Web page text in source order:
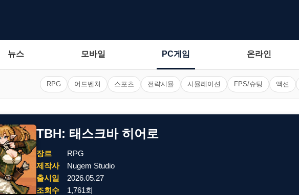
뉴스 모바일 PC게임 온라인
RPG 어드벤처 스포츠 전략시뮬 시뮬레이션 FPS/슈팅 액션
TBH: 태스크바 히어로
장르
RPG
제작사
Nugem Studio
출시일
2026.05.27
조회수
1,761회